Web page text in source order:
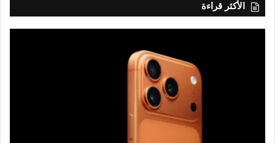
الأكثر قراءة